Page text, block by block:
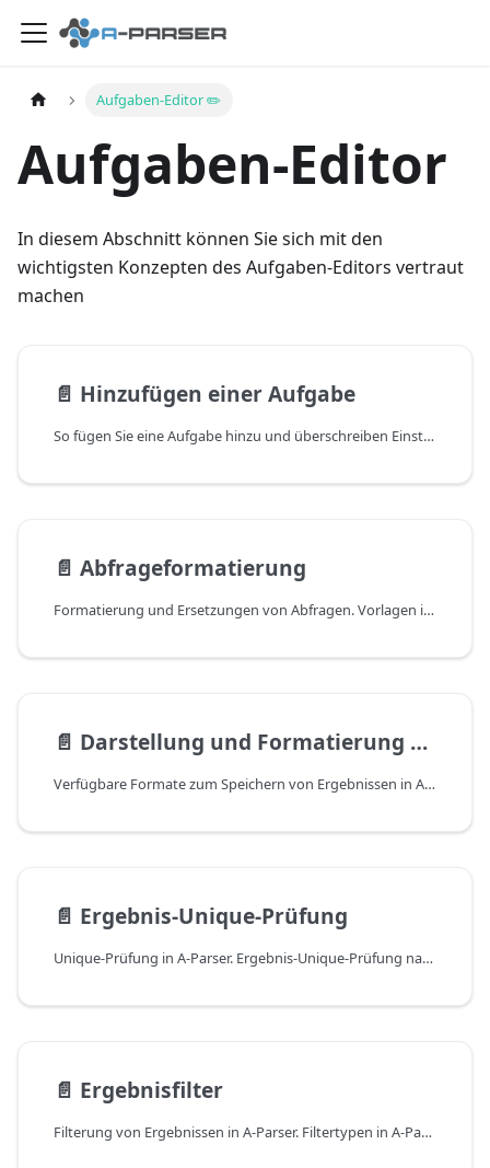
Aufgaben-Editor ✏️
Aufgaben-Editor
In diesem Abschnitt können Sie sich mit den
wichtigsten Konzepten des Aufgaben-Editors vertraut
machen
📄️ Hinzufügen einer Aufgabe
So fügen Sie eine Aufgabe hinzu und überschreiben Einstellungen.
📄️ Abfrageformatierung
Formatierung und Ersetzungen von Abfragen. Vorlagen in Abfragen. Variablen in Abfragevorlagen. Ersetzungsmakros. Kombination von Ersetzungsmakros.
📄️ Darstellung und Formatierung der Ergebnisse
Verfügbare Formate zum Speichern von Ergebnissen in A-Parser. Bearbeiten des Ergebnisformats in A-Parser. Formatierung von Ergebnissen in A-Parser. Anzeigen von Ergebnissen in A-Parser. Einfache Ergebnisse in A-Parser. Ergebnis-Arrays in A-Parser. Prinzipien der Formatierung in A-Parser.
📄️ Ergebnis-Unique-Prüfung
Unique-Prüfung in A-Parser. Ergebnis-Unique-Prüfung nach Zeilen in A-Parser. Unique-Prüfung nach beliebigem Ergebnis in A-Parser. Typen der Unique-Prüfung in A-Parser. Abfrage-Unique-Prüfung in A-Parser. Speichern der Unique-Prüfung zwischen Aufgaben in A-Parser.
📄️ Ergebnisfilter
Filterung von Ergebnissen in A-Parser. Filtertypen in A-Parser. Besonderheiten der Filterfunktion in A-Parser.